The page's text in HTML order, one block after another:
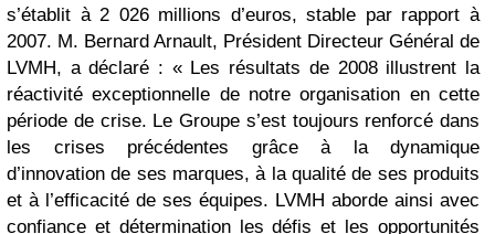
s’établit à 2 026 millions d’euros, stable par rapport à
2007. M. Bernard Arnault, Président Directeur Général de
LVMH, a déclaré : « Les résultats de 2008 illustrent la
réactivité exceptionnelle de notre organisation en cette
période de crise. Le Groupe s’est toujours renforcé dans
les crises précédentes grâce à la dynamique
d’innovation de ses marques, à la qualité de ses produits
et à l’efficacité de ses équipes. LVMH aborde ainsi avec
confiance et détermination les défis et les opportunités